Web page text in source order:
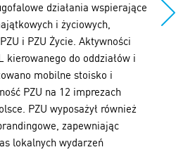
działania wspierające
i życiowych,
i PZU Życie. Aktywności
kierowanego do oddziałów i
mobilne stoisko i
PZU na 12 imprezach
PZU wyposażył również
zapewniając
lokalnych wydarzeń